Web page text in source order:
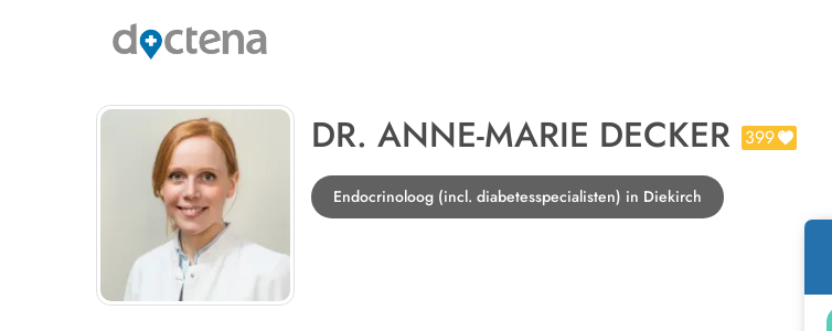
DR. ANNE-MARIE DECKER 399
Endocrinoloog (incl. diabetesspecialisten) in Diekirch